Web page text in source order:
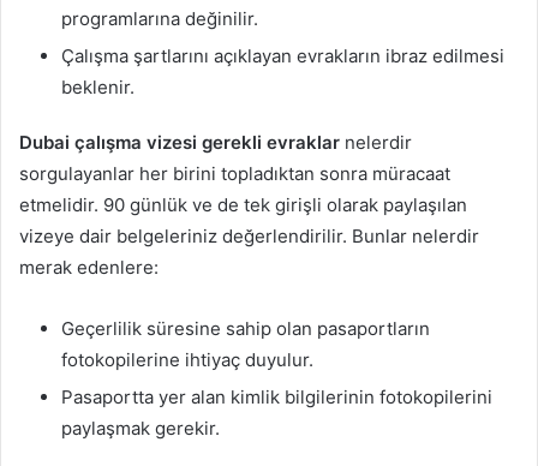
programlarına değinilir.
Çalışma şartlarını açıklayan evrakların ibraz edilmesi
beklenir.
Dubai çalışma vizesi gerekli evraklar nelerdir
sorgulayanlar her birini topladıktan sonra müracaat
etmelidir. 90 günlük ve de tek girişli olarak paylaşılan
vizeye dair belgeleriniz değerlendirilir. Bunlar nelerdir
merak edenlere:
Geçerlilik süresine sahip olan pasaportların
fotokopilerine ihtiyaç duyulur.
Pasaportta yer alan kimlik bilgilerinin fotokopilerini
paylaşmak gerekir.